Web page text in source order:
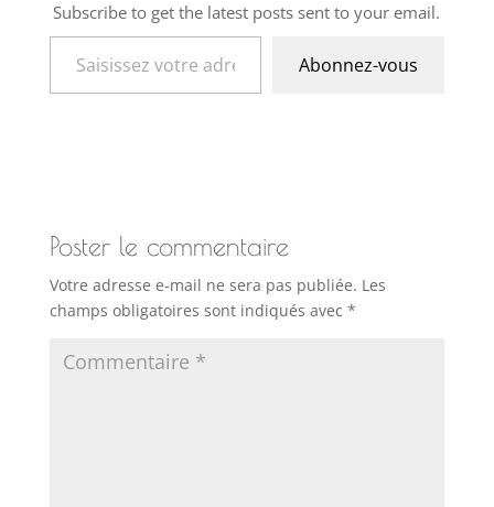
Subscribe to get the latest posts sent to your email.
Saisissez votre adresse e-mail…
Abonnez-vous
Poster le commentaire
Votre adresse e-mail ne sera pas publiée. Les
champs obligatoires sont indiqués avec *